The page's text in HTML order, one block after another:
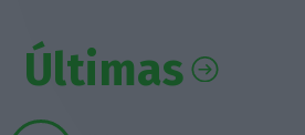
Últimas